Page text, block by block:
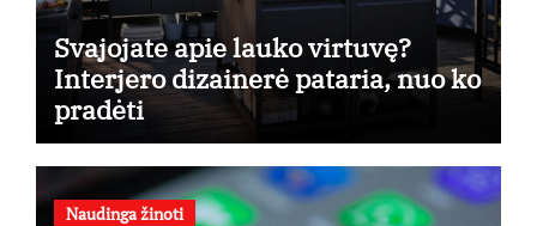
Svajojate apie lauko virtuvę?
Interjero dizainerė pataria, nuo ko
pradėti
Naudinga žinoti